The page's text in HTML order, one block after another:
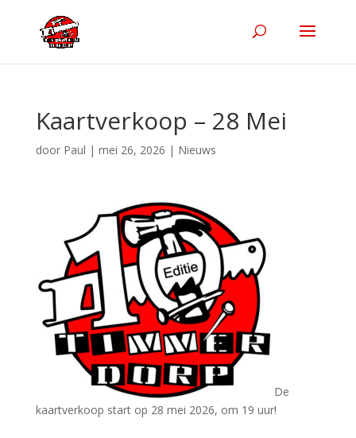
Kaartverkoop – 28 Mei
door Paul | mei 26, 2026 | Nieuws
De
kaartverkoop start op 28 mei 2026, om 19 uur!